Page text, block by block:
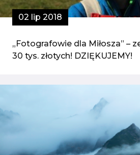
02 lip 2018
„Fotografowie dla Miłosza” –
30 tys. złotych! DZIĘKUJEMY!